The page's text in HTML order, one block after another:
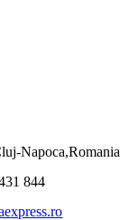
Napoca,Romania
844